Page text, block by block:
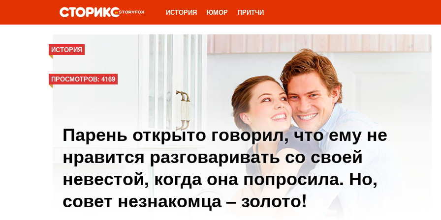
ИСТОРИЯ ЮМОР ПРИТЧИ
ИСТОРИЯ
ПРОСМОТРОВ: 4169
Парень открыто говорил, что ему не
нравится разговаривать со своей
невестой, когда она попросила. Но,
совет незнакомца – золото!